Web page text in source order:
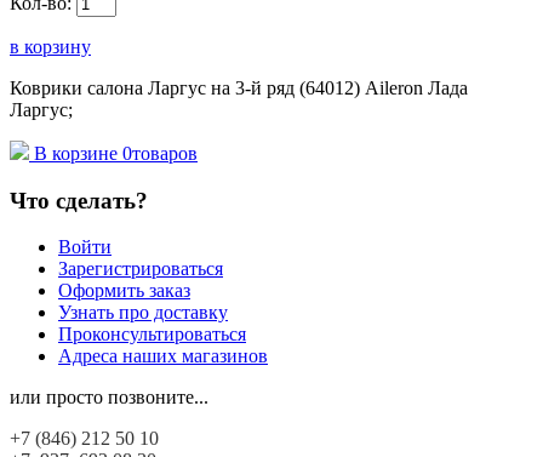
в корзину
Коврики салона Ларгус на 3-й ряд (64012) Aileron Лада
Ларгус;
В корзине 0товаров
Что сделать?
Войти
Зарегистрироваться
Оформить заказ
Узнать про доставку
Проконсультироваться
Адреса наших магазинов
или просто позвоните...
+7 (846) 212 50 10